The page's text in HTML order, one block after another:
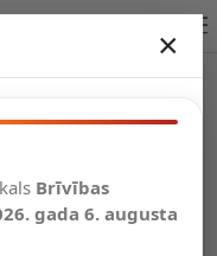
×
Brīvības
gada 6. augusta